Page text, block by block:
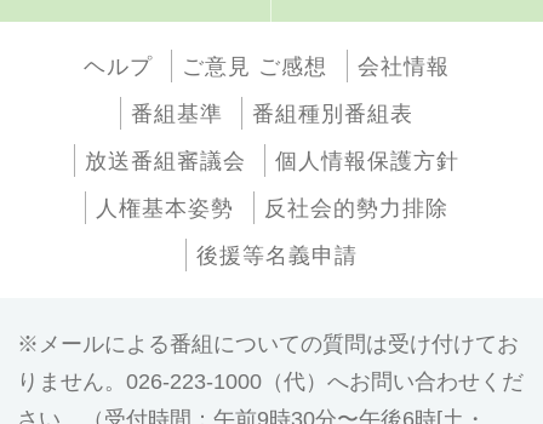
ヘルプ ご意見 ご感想
会社情報
番組基準
番組種別番組表
放送番組審議会
個人情報保護方針
人権基本姿勢
反社会的勢力排除
後援等名義申請
メールによる番組についての質問は受け付けてお
りません。026-223-1000（代）へお問い合わせくだ
さい。（受付時間：午前9時30分〜午後6時[土・